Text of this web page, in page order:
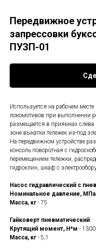
Передвижное
запрессовки
ПУЗП-01
Используется на рабочем месте
локомотивов при выполнении
размещается в приямках слева
зоне выкатки тележек из-под
На передвижном устройстве
консоль поворотная с
перемещением тележки,
гидроклин, шкаф с
Насос гидравлический с
Номинальное давление, МПа
Масса, кг- 75
Гайковерт пневматический
Крутящий момент, Н*м - 1300
Масса, кг- 5,1